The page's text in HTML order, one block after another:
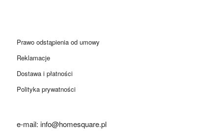
Prawo odstąpienia od umowy
Reklamacje
Dostawa i płatności
Polityka prywatności
e-mail: info@homesquare.pl